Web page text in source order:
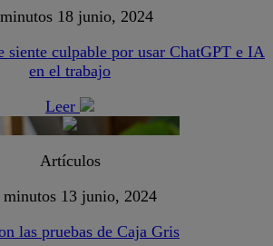
18 junio, 2024
siente culpable por usar ChatGPT e IA
en el trabajo
Leer
Artículos
minutos 13 junio, 2024
las pruebas de Caja Gris